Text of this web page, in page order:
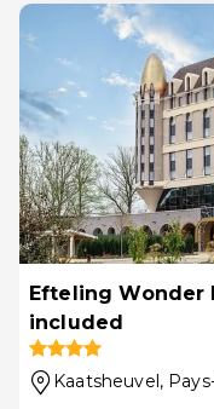
Efteling Wonder
included
Kaatsheuvel,